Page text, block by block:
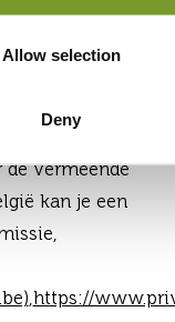
Allow selection
Deny
om een
vermeende
kan je een
, https://